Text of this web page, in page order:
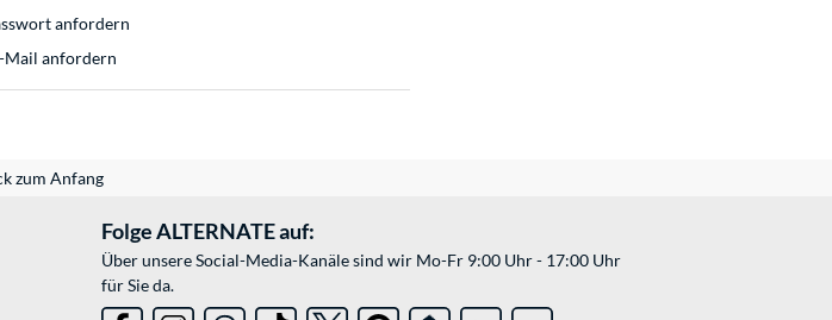
anfordern
Mail anfordern
zum Anfang
Folge ALTERNATE auf:
Über unsere Social-Media-Kanäle sind wir Mo-Fr 9:00 Uhr - 17:00 Uhr
für Sie da.